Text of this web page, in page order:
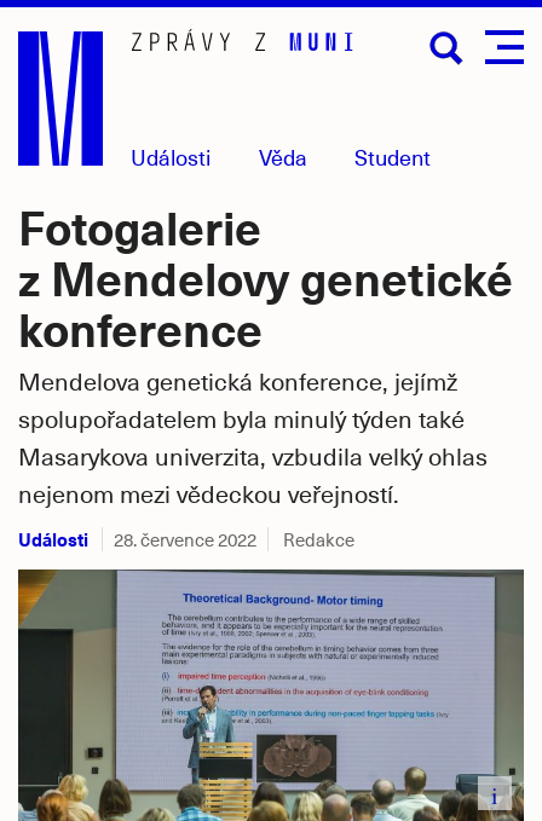
Přejít
hlavní
obsah
Události Věda Student
Fotogalerie
z Mendelovy genetické
konference
Mendelova genetická konference, jejímž
spolupořadatelem byla minulý týden také
Masarykova univerzita, vzbudila velký ohlas
nejenom mezi vědeckou veřejností.
Události 28. července 2022 Redakce
i